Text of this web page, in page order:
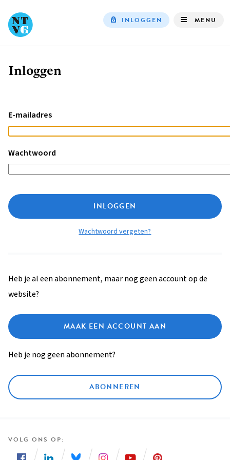
INLOGGEN MENU
Kruimelpad
Inloggen
E-mailadres
Wachtwoord
INLOGGEN
Wachtwoord vergeten?
Heb je al een abonnement, maar nog geen account op de
website?
MAAK EEN ACCOUNT AAN
Heb je nog geen abonnement?
ABONNEREN
VOLG ONS OP